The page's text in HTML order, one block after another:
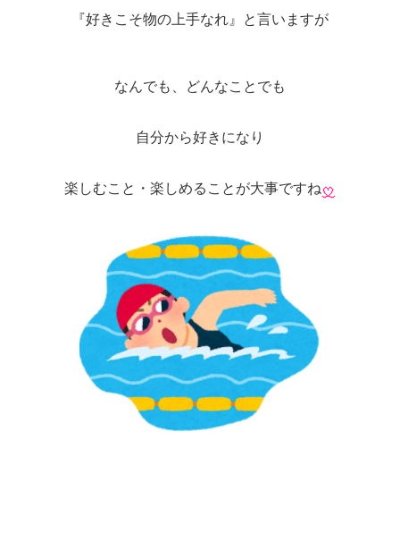
『好きこそ物の上手なれ』と言いますが
なんでも、どんなことでも
自分から好きになり
楽しむこと・楽しめることが大事ですね